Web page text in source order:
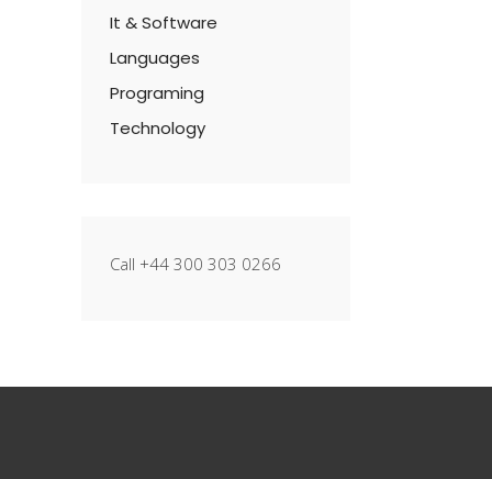
It & Software
Languages
Programing
Technology
Call +44 300 303 0266